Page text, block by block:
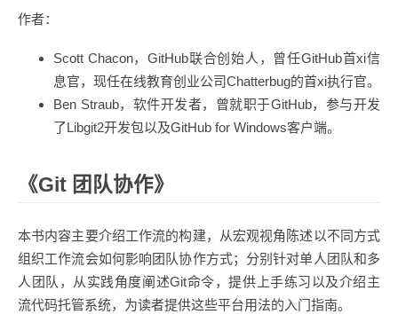
作者：
Scott Chacon，GitHub联合创始人，曾任GitHub首xi信
息官，现任在线教育创业公司Chatterbug的首xi执行官。
Ben Straub，软件开发者，曾就职于GitHub，参与开发
了Libgit2开发包以及GitHub for Windows客户端。
《Git 团队协作》
本书内容主要介绍工作流的构建，从宏观视角陈述以不同方式
组织工作流会如何影响团队协作方式；分别针对单人团队和多
人团队，从实践角度阐述Git命令，提供上手练习以及介绍主
流代码托管系统，为读者提供这些平台用法的入门指南。